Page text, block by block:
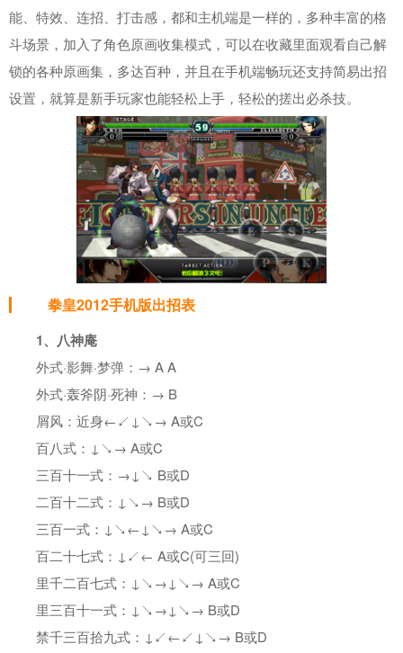
能、特效、连招、打击感，都和主机端是一样的，多种丰富的格
斗场景，加入了角色原画收集模式，可以在收藏里面观看自己解
锁的各种原画集，多达百种，并且在手机端畅玩还支持简易出招
设置，就算是新手玩家也能轻松上手，轻松的搓出必杀技。
拳皇2012手机版出招表
1、八神庵
外式·影舞·梦弹：→ A A
外式·轰斧阴·死神：→ B
屑风：近身←↙↓↘→ A或C
百八式：↓↘→ A或C
三百十一式：→↓↘ B或D
二百十二式：↓↘→ B或D
三百一式：↓↘←↓↘→ A或C
百二十七式：↓↙← A或C(可三回)
里千二百七式：↓↘→↓↘→ A或C
里三百十一式：↓↘→↓↘→ B或D
禁千三百拾九式：↓↙←↙↓↘→ B或D